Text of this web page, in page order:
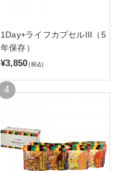
1Day+ライフカプセルIII（5
年保存）
¥3,850 (税込)